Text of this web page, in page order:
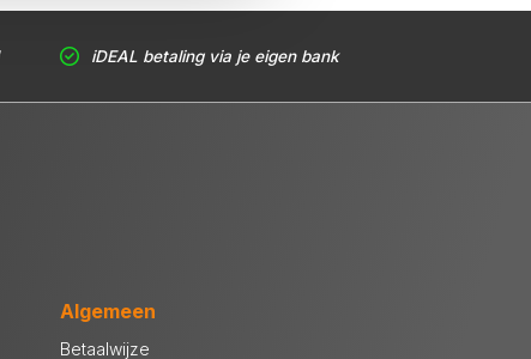
iDEAL betaling via je eigen bank
Algemeen
Betaalwijze